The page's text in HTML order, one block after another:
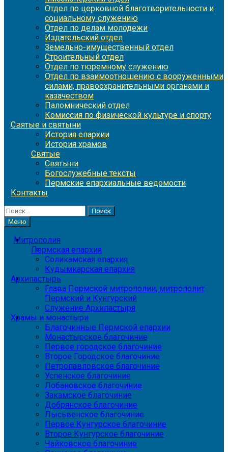
Отдел по церковной благотворительности и
социальному служению
Отдел по делам молодежи
Издательский отдел
Земельно-имущественный отдел
Строительный отдел
Отдел по тюремному служению
Отдел по взаимоотношению с вооруженными
силами, правоохранительными органами и
казачеством
Паломнический отдел
Комиссия по физической культуре и спорту
Святые и святыни
История епархии
История храмов
Святые
Святыни
Богослужебные тексты
Пермские епархиальные ведомости
Контакты
Найти:
Меню
Митрополия
Пермская епархия
Соликамская епархия
Кудымкарская епархия
Архипастырь
Глава Пермской митрополии, митрополит
Пермский и Кунгурский
Служение Архипастыря
Храмы и монастыри
Благочинные Пермской епархии
Монастырское благочиние
Первое городское благочиние
Второе Городское благочиние
Петропавловское благочиние
Успенское благочиние
Лобановское благочиние
Закамское благочиние
Добрянское благочиние
Лысьвенское благочиние
Первое Кунгурское благочиние
Второе Кунгурское благочиние
Чайковское благочиние